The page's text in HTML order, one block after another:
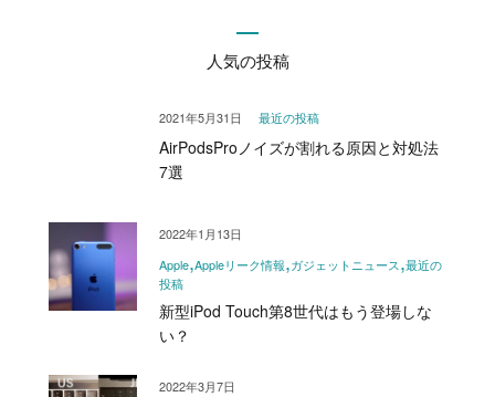
人気の投稿
最近の投稿
AirPodsProノイズが割れる原因と対処法
7選
2021年5月31日
Apple Appleリーク情報 ガジェットニュース 最近の
投稿
新型iPod Touch第8世代はもう登場しな
い？
2022年1月13日
2022年3月7日